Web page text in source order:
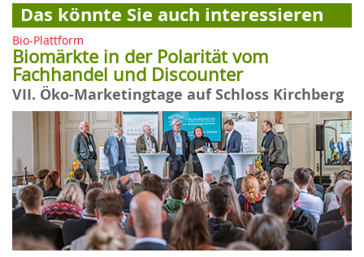
Das könnte Sie auch interessieren
Bio-Plattform
Biomärkte in der Polarität vom
Fachhandel und Discounter
VII. Öko-Marketingtage auf Schloss Kirchberg